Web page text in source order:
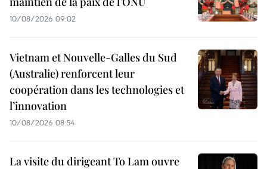
10/08/2026 09:02
Vietnam et Nouvelle-Galles du Sud
(Australie) renforcent leur
coopération dans les technologies et
l’innovation
10/08/2026 08:54
La visite du dirigeant To Lam ouvre